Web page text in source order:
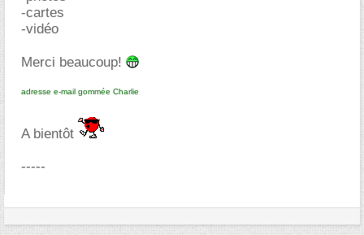
-cartes
-vidéo
Merci beaucoup!
adresse e-mail gommée Charlie
A bientôt
-----